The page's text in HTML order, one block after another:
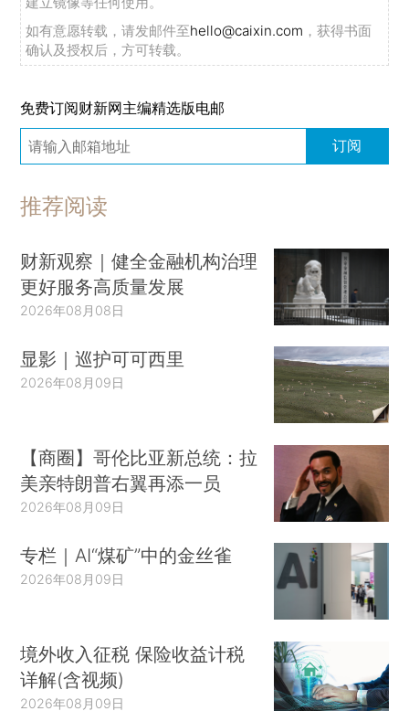
如有意愿转载，请发邮件至hello@caixin.com ，获得书面
确认及授权后，方可转载。
免费订阅财新网主编精选版电邮
订阅
推荐阅读
财新观察｜健全金融机构治理
更好服务高质量发展
2026年08月08日
显影｜巡护可可西里
2026年08月09日
【商圈】哥伦比亚新总统：拉
美亲特朗普右翼再添一员
2026年08月09日
专栏｜AI“煤矿”中的金丝雀
2026年08月09日
境外收入征税 保险收益计税
详解(含视频)
2026年08月09日